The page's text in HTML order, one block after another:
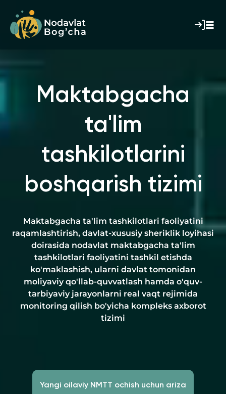
Maktabgacha
ta'lim
tashkilotlarini
boshqarish tizimi
Maktabgacha ta'lim tashkilotlari faoliyatini
raqamlashtirish, davlat-xususiy sheriklik loyihasi
doirasida nodavlat maktabgacha ta'lim
tashkilotlari faoliyatini tashkil etishda
ko'maklashish, ularni davlat tomonidan
moliyaviy qo'llab-quvvatlash hamda o'quv-
tarbiyaviy jarayonlarni real vaqt rejimida
monitoring qilish bo'yicha kompleks axborot
tizimi
Yangi oilaviy NMTT ochish uchun ariza